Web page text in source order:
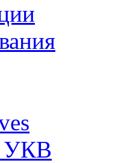
УКВ